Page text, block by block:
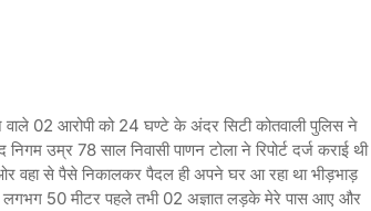
वाले 02 आरोपी को 24 घण्टे के अंदर सिटी कोतवाली पुलिस ने
उम्र 78 साल निवासी पाणन टोला ने रिपोर्ट दर्ज कराई थी
से पैसे निकालकर पैदल ही अपने घर आ रहा था भीड़भाड़
लगभग 50 मीटर पहले तभी 02 अज्ञात लड़के मेरे पास आए और